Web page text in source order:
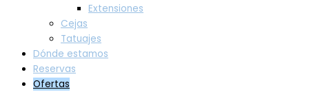
Extensiones
Cejas
Tatuajes
Dónde estamos
Reservas
Ofertas